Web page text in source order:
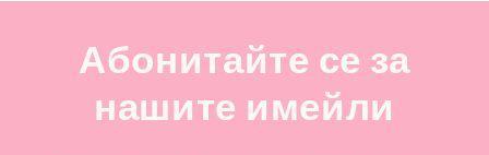
Абонитайте се за
нашите имейли